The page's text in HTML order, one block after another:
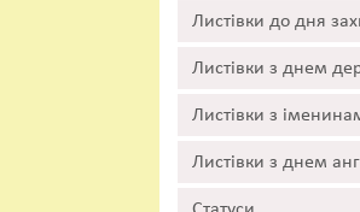
Листівки до дня
Листівки з днем
Листівки з
Листівки з днем